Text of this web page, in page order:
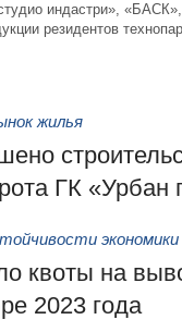
индастри»,
резидентов
жилья
ГК «Урбан
экономики
квоты на
2023 года